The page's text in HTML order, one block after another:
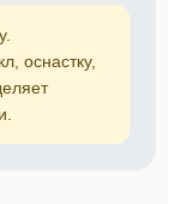
оснастку,